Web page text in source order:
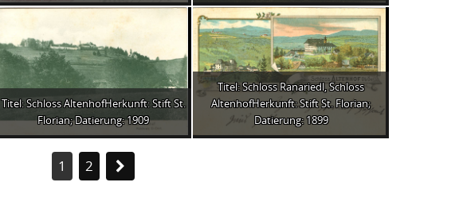
Titel: Schloss AltenhofHerkunft: Stift St.
Florian; Datierung: 1909
Titel: Schloss Ranariedl, Schloss
AltenhofHerkunft: Stift St. Florian;
Datierung: 1899
1 2